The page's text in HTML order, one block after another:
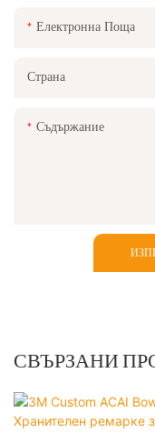
Електронна Поща
Страна
Съдържание
СВЪРЗАНИ